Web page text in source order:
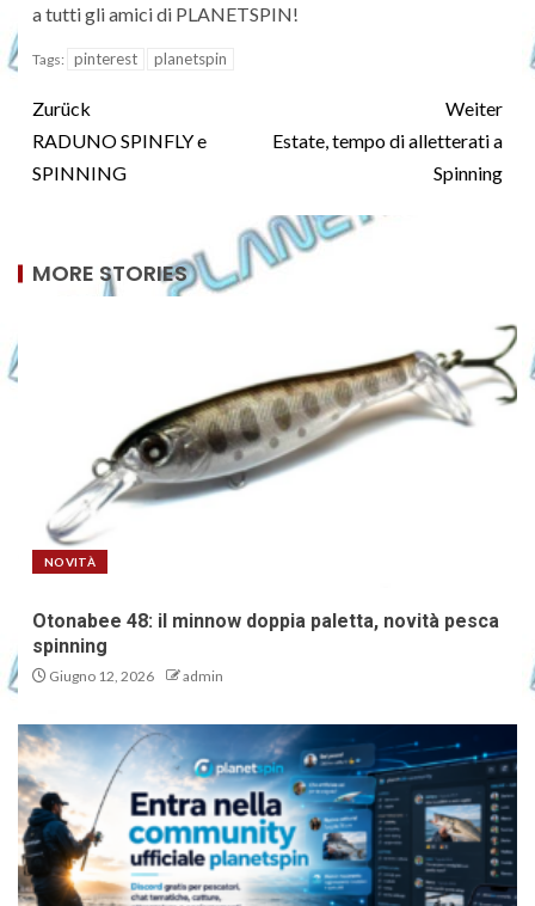
a tutti gli amici di PLANETSPIN!
Tags: pinterest planetspin
Zurück
RADUNO SPINFLY e
SPINNING
Weiter
Estate, tempo di alletterati a
Spinning
MORE STORIES
NOVITÀ
Otonabee 48: il minnow doppia paletta, novità pesca
spinning
Giugno 12, 2026 admin